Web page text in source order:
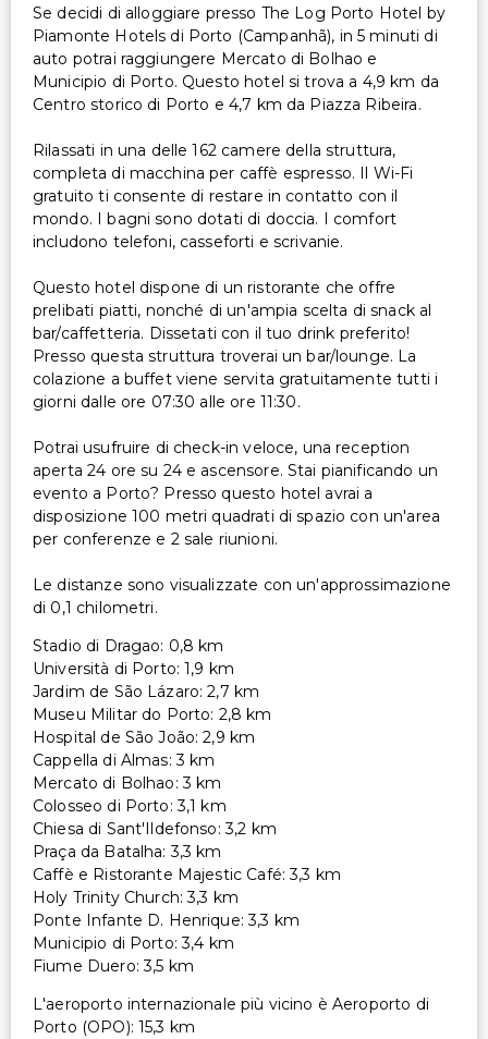
Se decidi di alloggiare presso The Log Porto Hotel by
Piamonte Hotels di Porto (Campanhã), in 5 minuti di
auto potrai raggiungere Mercato di Bolhao e
Municipio di Porto. Questo hotel si trova a 4,9 km da
Centro storico di Porto e 4,7 km da Piazza Ribeira.
Rilassati in una delle 162 camere della struttura,
completa di macchina per caffè espresso. Il Wi-Fi
gratuito ti consente di restare in contatto con il
mondo. I bagni sono dotati di doccia. I comfort
includono telefoni, casseforti e scrivanie.
Questo hotel dispone di un ristorante che offre
prelibati piatti, nonché di un'ampia scelta di snack al
bar/caffetteria. Dissetati con il tuo drink preferito!
Presso questa struttura troverai un bar/lounge. La
colazione a buffet viene servita gratuitamente tutti i
giorni dalle ore 07:30 alle ore 11:30.
Potrai usufruire di check-in veloce, una reception
aperta 24 ore su 24 e ascensore. Stai pianificando un
evento a Porto? Presso questo hotel avrai a
disposizione 100 metri quadrati di spazio con un'area
per conferenze e 2 sale riunioni.
Le distanze sono visualizzate con un'approssimazione
di 0,1 chilometri.
Stadio di Dragao: 0,8 km
Università di Porto: 1,9 km
Jardim de São Lázaro: 2,7 km
Museu Militar do Porto: 2,8 km
Hospital de São João: 2,9 km
Cappella di Almas: 3 km
Mercato di Bolhao: 3 km
Colosseo di Porto: 3,1 km
Chiesa di Sant'Ildefonso: 3,2 km
Praça da Batalha: 3,3 km
Caffè e Ristorante Majestic Café: 3,3 km
Holy Trinity Church: 3,3 km
Ponte Infante D. Henrique: 3,3 km
Municipio di Porto: 3,4 km
Fiume Duero: 3,5 km
L'aeroporto internazionale più vicino è Aeroporto di
Porto (OPO): 15,3 km